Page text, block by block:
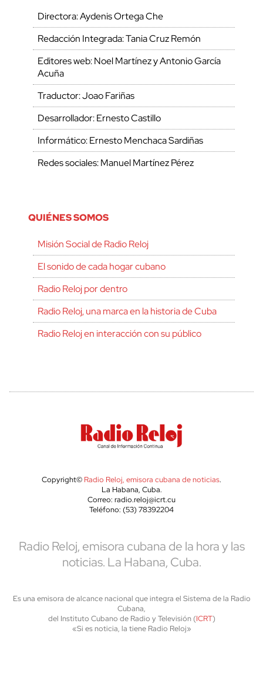
Directora: Aydenis Ortega Che
Redacción Integrada: Tania Cruz Remón
Editores web: Noel Martínez y Antonio García
Acuña
Traductor: Joao Fariñas
Desarrollador: Ernesto Castillo
Informático: Ernesto Menchaca Sardiñas
Redes sociales: Manuel Martínez Pérez
QUIÉNES SOMOS
Misión Social de Radio Reloj
El sonido de cada hogar cubano
Radio Reloj por dentro
Radio Reloj, una marca en la historia de Cuba
Radio Reloj en interacción con su público
Copyright© Radio Reloj, emisora cubana de noticias.
La Habana, Cuba.
Correo: radio.reloj@icrt.cu
Teléfono: (53) 78392204
Radio Reloj, emisora cubana de la hora y las
noticias. La Habana, Cuba.
Es una emisora de alcance nacional que integra el Sistema de la Radio
Cubana,
del Instituto Cubano de Radio y Televisión (ICRT)
«Si es noticia, la tiene Radio Reloj»